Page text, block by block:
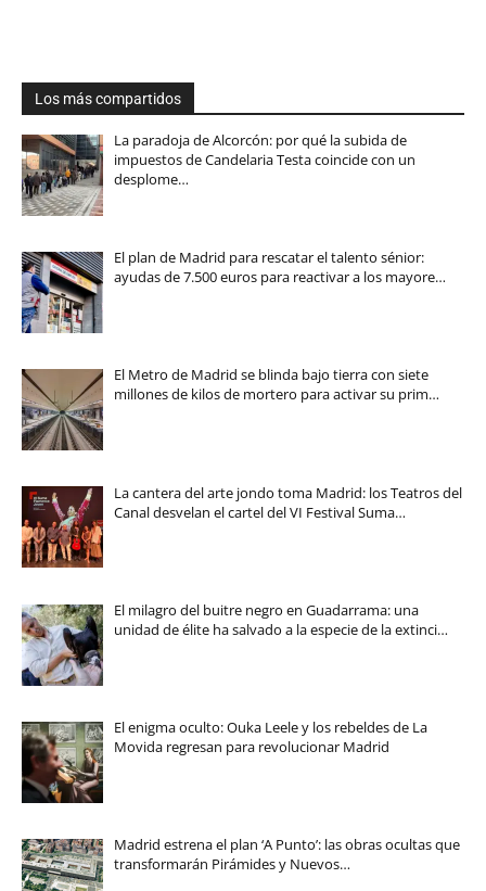
Los más compartidos
La paradoja de Alcorcón: por qué la subida de
impuestos de Candelaria Testa coincide con un
desplome…
El plan de Madrid para rescatar el talento sénior:
ayudas de 7.500 euros para reactivar a los mayore…
El Metro de Madrid se blinda bajo tierra con siete
millones de kilos de mortero para activar su prim…
La cantera del arte jondo toma Madrid: los Teatros del
Canal desvelan el cartel del VI Festival Suma…
El milagro del buitre negro en Guadarrama: una
unidad de élite ha salvado a la especie de la extinci…
El enigma oculto: Ouka Leele y los rebeldes de La
Movida regresan para revolucionar Madrid
Madrid estrena el plan ‘A Punto’: las obras ocultas que
transformarán Pirámides y Nuevos…